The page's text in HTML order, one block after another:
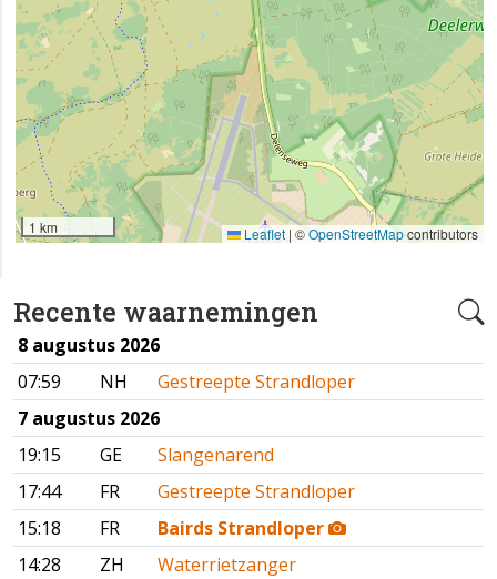
Recente waarnemingen
8 augustus 2026
07:59
NH
Gestreepte Strandloper
7 augustus 2026
19:15
GE
Slangenarend
17:44
FR
Gestreepte Strandloper
15:18
FR
Bairds Strandloper
14:28
ZH
Waterrietzanger
1 km Leaflet | ©OpenStreetMapcontributors